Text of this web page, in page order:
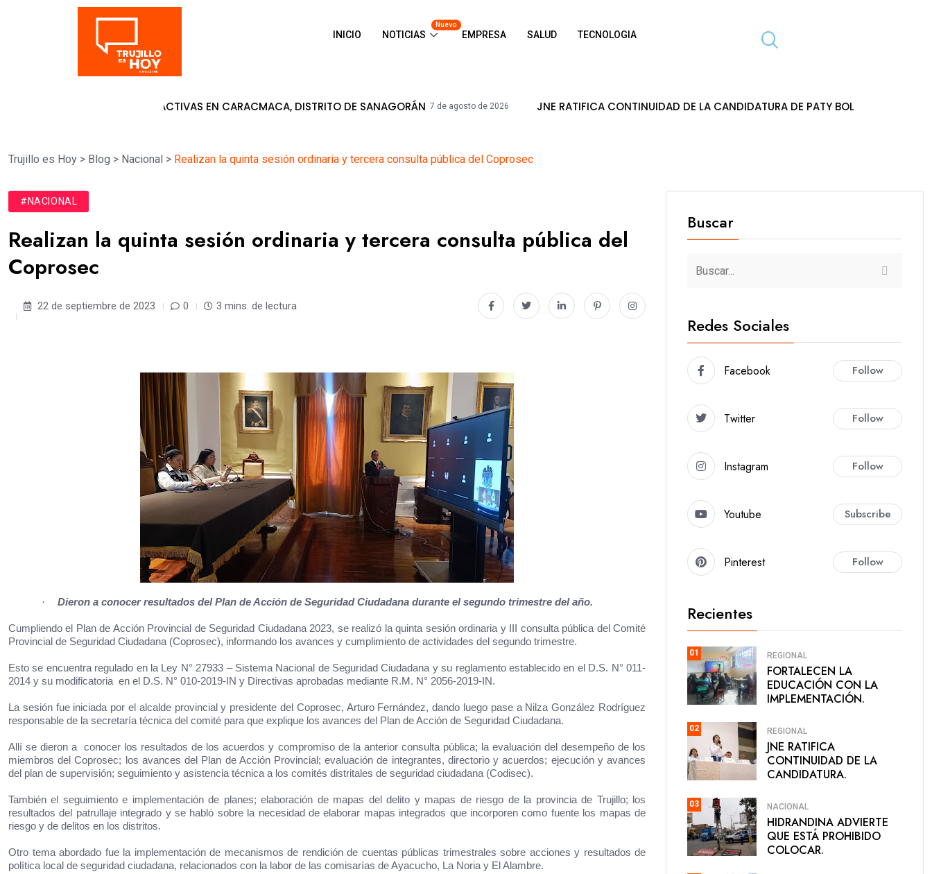
INICIO NOTICIAS
Nuevo
EMPRESA SALUD TECNOLOGIA
INTERACTIVAS EN CARACMACA, DISTRITO DE SANAGORÁN 7 de agosto de 2026 JNE RATIFICA CONTINUIDAD DE LA CANDIDATURA DE PATY BOLAÑOS AL GOBIERNO REGIONAL
Trujillo es Hoy > Blog > Nacional > Realizan la quinta sesión ordinaria y tercera consulta pública del Coprosec
#NACIONAL
Realizan la quinta sesión ordinaria y tercera consulta pública del
Coprosec
22 de septiembre de 2023 0 3 mins. de lectura
· Dieron a conocer resultados del Plan de Acción de Seguridad Ciudadana durante el segundo trimestre del año.
Cumpliendo el Plan de Acción Provincial de Seguridad Ciudadana 2023, se realizó la quinta sesión ordinaria y III consulta pública del Comité
Provincial de Seguridad Ciudadana (Coprosec), informando los avances y cumplimiento de actividades del segundo trimestre.
Esto se encuentra regulado en la Ley N° 27933 – Sistema Nacional de Seguridad Ciudadana y su reglamento establecido en el D.S. N° 011-
2014 y su modificatoria en el D.S. N° 010-2019-IN y Directivas aprobadas mediante R.M. N° 2056-2019-IN.
La sesión fue iniciada por el alcalde provincial y presidente del Coprosec, Arturo Fernández, dando luego pase a Nilza González Rodríguez
responsable de la secretaría técnica del comité para que explique los avances del Plan de Acción de Seguridad Ciudadana.
Allí se dieron a conocer los resultados de los acuerdos y compromiso de la anterior consulta pública; la evaluación del desempeño de los
miembros del Coprosec; los avances del Plan de Acción Provincial; evaluación de integrantes, directorio y acuerdos; ejecución y avances
del plan de supervisión; seguimiento y asistencia técnica a los comités distritales de seguridad ciudadana (Codisec).
También el seguimiento e implementación de planes; elaboración de mapas del delito y mapas de riesgo de la provincia de Trujillo; los
resultados del patrullaje integrado y se habló sobre la necesidad de elaborar mapas integrados que incorporen como fuente los mapas de
riesgo y de delitos en los distritos.
Otro tema abordado fue la implementación de mecanismos de rendición de cuentas públicas trimestrales sobre acciones y resultados de
política local de seguridad ciudadana, relacionados con la labor de las comisarías de Ayacucho, La Noria y El Alambre.
Buscar
Redes Sociales
Facebook Follow
Twitter Follow
Instagram Follow
Youtube Subscribe
Pinterest Follow
Recientes
01 REGIONAL
FORTALECEN LA
EDUCACIÓN CON LA
IMPLEMENTACIÓN.
02 REGIONAL
JNE RATIFICA
CONTINUIDAD DE LA
CANDIDATURA.
03 NACIONAL
HIDRANDINA ADVIERTE
QUE ESTÁ PROHIBIDO
COLOCAR.